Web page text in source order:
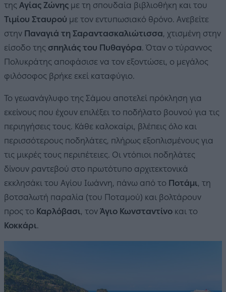
της Αγίας Ζώνης με τη σπουδαία βιβλιοθήκη και του
Τιμίου Σταυρού με τον εντυπωσιακό θρόνο. Ανεβείτε
στην Παναγιά τη Σαραντασκαλιώτισσα, χτισμένη στην
είσοδο της σπηλιάς του Πυθαγόρα. Όταν ο τύραννος
Πολυκράτης αποφάσισε να τον εξοντώσει, ο μεγάλος
φιλόσοφος βρήκε εκεί καταφύγιο.
Το γεωανάγλυφο της Σάμου αποτελεί πρόκληση για
εκείνους που έχουν επιλέξει το ποδήλατο βουνού για τις
περιηγήσεις τους. Κάθε καλοκαίρι, βλέπεις όλο και
περισσότερους ποδηλάτες, πλήρως εξοπλισμένους για
τις μικρές τους περιπέτειες. Οι ντόπιοι ποδηλάτες
δίνουν ραντεβού στο πρωτότυπο αρχιτεκτονικά
εκκλησάκι του Αγίου Ιωάννη, πάνω από το Ποτάμι, τη
βοτσαλωτή παραλία (του Ποταμού) και βολτάρουν
προς το Καρλόβασι, τον Άγιο Κωνσταντίνο και το
Κοκκάρι.